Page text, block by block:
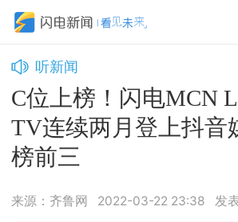
听新闻
C位上榜！闪电MCN
TV连续两月登上抖音
榜前三
来源：齐鲁网 2022-03-22 23:38 发